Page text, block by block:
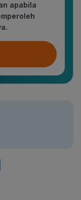
apabila